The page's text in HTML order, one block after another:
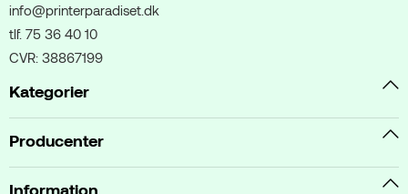
info@printerparadiset.dk
tlf. 75 36 40 10
CVR: 38867199
Kategorier
Producenter
Information